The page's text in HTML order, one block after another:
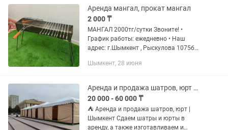
стулья с чехлами ✅...
Аренда мангал, прокат мангал
2 000 ₸
МАНГАЛ 2000тг/сутки Звоните! •
График работы: ежедневно • Наш
адрес: г.Шымкент , Рыскулова 1075б
•Стремянка-2000-3000тг/сутки
Шымкент, 28 июня
Аренда и продажа шатров, юрт Шымкент
20 000 - 60 000 ₸
⛺ Аренда и продажа шатров, юрт |
Шымкент Сдаем шатры и юрты в
аренду, а также изготавливаем и